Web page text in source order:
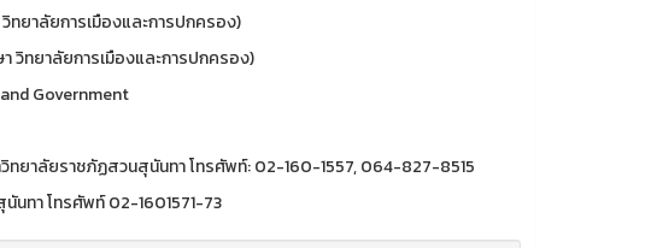
ยาลัยการเมืองและการปกครอง)
ทยาลัยการเมืองและการปกครอง)
Government
ยาลัยราชภัฏสวนสุนันทา โทรศัพท์: 02-160-1557, 064-827-8515
นทา โทรศัพท์ 02-1601571-73